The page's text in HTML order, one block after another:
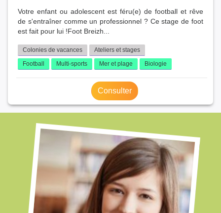
Votre enfant ou adolescent est féru(e) de football et rêve
de s'entraîner comme un professionnel ? Ce stage de foot
est fait pour lui !Foot Breizh...
Colonies de vacances
Ateliers et stages
Football
Multi-sports Mer et plage Biologie
Consulter